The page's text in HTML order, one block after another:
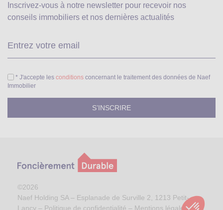
Inscrivez-vous à notre newsletter pour recevoir nos
conseils immobiliers et nos dernières actualités
* J'accepte les conditions concernant le traitement des données de Naef
Immobilier
©2026
Naef Holding SA – Esplanade de Surville 2, 1213 Petit-
Lancy – Politique de confidentialité – Mentions légales